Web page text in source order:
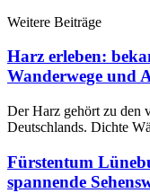
Weitere Beiträge
Harz erleben:
Wanderwege und
Der Harz gehört zu den
Deutschlands. Dichte
Fürstentum
spannende